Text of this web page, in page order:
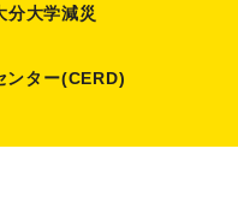
分大学減災
ンター(CERD)